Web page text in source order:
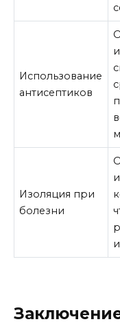
Использование
антисептиков
Изоляция при
болезни